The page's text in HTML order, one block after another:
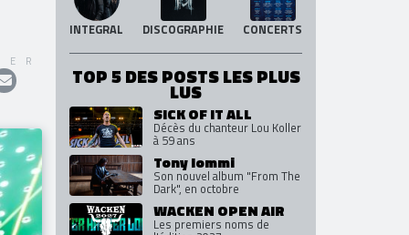
INTEGRAL DISCOGRAPHIE CONCERTS
TOP 5 DES POSTS LES PLUS
LUS
SICK OF IT ALL
Décès du chanteur Lou Koller
à 59 ans
Tony Iommi
Son nouvel album "From The
Dark", en octobre
WACKEN OPEN AIR
Les premiers noms de